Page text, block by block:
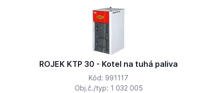
ROJEK KTP 30 - Kotel na tuhá paliva
Kód: 991117
Obj.č./typ: 1 032 005